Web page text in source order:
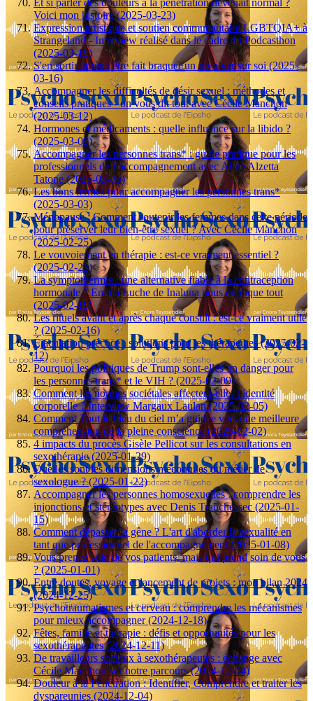
Voici mon histoire (2025-03-23)
Expression artistique et soutien communautaire LGBTQIA+ à
Strangeland - Interview réalisé dans le cadre du Podcasthon
(2025-03-19)
S'en sortir après s'être fait braquer un revolver sur soi (2025-
03-16)
Accompagner les difficultés de désir sexuel : méthodes et
conseils pratiques - on vous dit tout avec Cécile Manchon
(2025-03-12)
Hormones et médicaments : quelle influence sur la libido ?
(2025-03-09)
Accompagner les personnes trans* : guide pratique pour les
professionnels de l’accompagnement avec Aline Alzetta
Tatone (2025-03-05)
Les bons termes pour accompagner les personnes trans*
(2025-03-03)
Ménopause : Comment soutenir les femmes dans cette période
pour préserver leur bien-être sexuel ? Avec Cécile Manchon
(2025-02-25)
Le vouvoiement en thérapie : est-ce vraiment essentiel ?
(2025-02-23)
La symptothermie : une alternative fiable à la contraception
hormonale ? Emma Luche de Inaluna nous explique tout
(2025-02-19)
Les rituels avant et après chaque consult : est-ce vraiment utile
? (2025-02-16)
Éjaculation précoce : solutions pour les thérapeutes (2025-02-
12)
Pourquoi les politiques de Trump sont-elles un danger pour
les personnes trans* et le VIH ? (2025-02-09)
Comment les normes sociétales affectent-elles l'identité
corporelle ? Interview Margaux Laulan (2025-02-05)
Comment Tout le bleu du ciel m’a guidée vers une meilleure
compréhension de la pleine conscience (2025-02-02)
4 impacts du procès Gisèle Pellicot sur les consultations en
sexothérapie (2025-01-29)
Quelles sont les dimensions méconnues du métier de
sexologue ? (2025-01-22)
Accompagner les personnes homosexuelles : comprendre les
injonctions et stéréotypes avec Denis Trauchessec (2025-01-
15)
Comment dépasser la gêne ? L'art d'aborder la sexualité en
tant que professionnel de l'accompagnement (2025-01-08)
Vous prenez soin de vos patients, mais qui prend soin de vous
? (2025-01-01)
Entre doutes, voyage et lancement de projets : mon bilan 2024
(2024-12-25)
Psychotraumatismes et cerveau : comprendre les mécanismes
pour mieux accompagner (2024-12-18)
Fêtes, famille et thérapie : défis et opportunités pour les
sexothérapeutes (2024-12-11)
De travailleurs sociaux à sexothérapeutes : échange avec
Cécile Manchon sur notre parcours (2024-12-04)
Douleur à la Pénétration : Identifier, Comprendre et traiter les
dyspareunies (2024-12-04)